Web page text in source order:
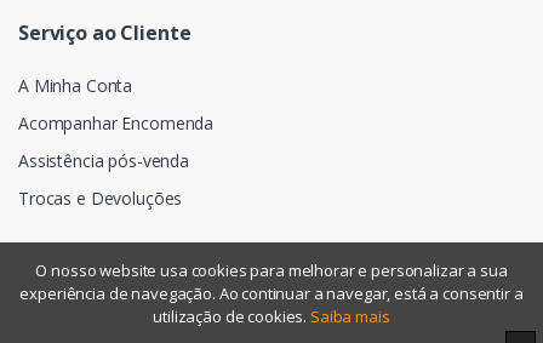
Serviço ao Cliente
A Minha Conta
Acompanhar Encomenda
Assistência pós-venda
Trocas e Devoluções
©Assismática- Todos os direitos reservados
O nosso website usa cookies para melhorar e personalizar a sua
experiência de navegação. Ao continuar a navegar, está a consentir a
utilização de cookies. Saiba mais